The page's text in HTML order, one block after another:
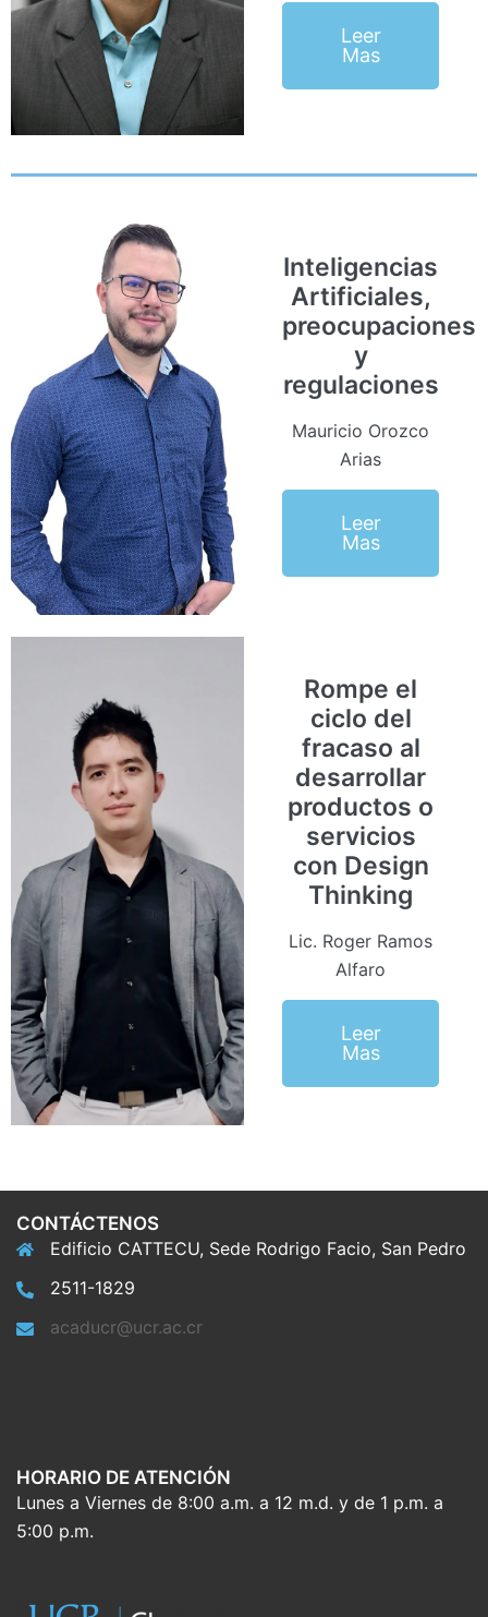
Leer
Mas
Inteligencias
Artificiales,
preocupaciones
y
regulaciones
Mauricio Orozco
Arias
Leer
Mas
Rompe el
ciclo del
fracaso al
desarrollar
productos o
servicios
con Design
Thinking
Lic. Roger Ramos
Alfaro
Leer
Mas
CONTÁCTENOS
Edificio CATTECU, Sede Rodrigo Facio, San Pedro
2511-1829
acaducr@ucr.ac.cr
HORARIO DE ATENCIÓN
Lunes a Viernes de 8:00 a.m. a 12 m.d. y de 1 p.m. a
5:00 p.m.